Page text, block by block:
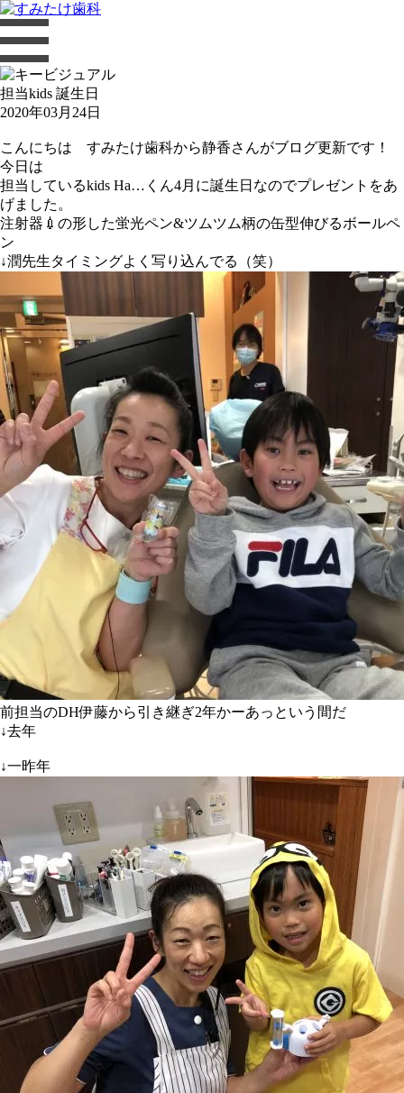
担当kids 誕生日
2020年03月24日
こんにちは すみたけ歯科から静香さんがブログ更新です！
今日は
担当しているkids Ha…くん4月に誕生日なのでプレゼントをあ
げました。
注射器 💉の形した蛍光ペン&ツムツム柄の缶型伸びるボールペ
ン
↓潤先生タイミングよく写り込んでる（笑）
前担当のDH伊藤から引き継ぎ2年かーあっという間だ
↓去年
↓一昨年